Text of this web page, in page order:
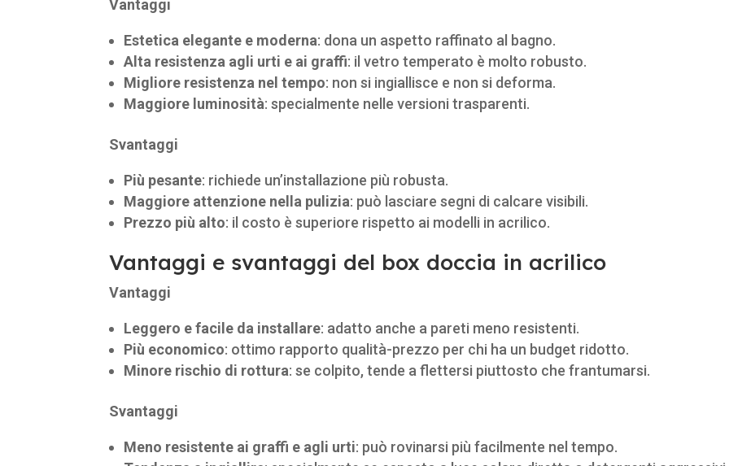
Vantaggi
Estetica elegante e moderna: dona un aspetto raffinato al bagno.
Alta resistenza agli urti e ai graffi: il vetro temperato è molto robusto.
Migliore resistenza nel tempo: non si ingiallisce e non si deforma.
Maggiore luminosità: specialmente nelle versioni trasparenti.
Svantaggi
Più pesante: richiede un’installazione più robusta.
Maggiore attenzione nella pulizia: può lasciare segni di calcare visibili.
Prezzo più alto: il costo è superiore rispetto ai modelli in acrilico.
Vantaggi e svantaggi del box doccia in acrilico
Vantaggi
Leggero e facile da installare: adatto anche a pareti meno resistenti.
Più economico: ottimo rapporto qualità-prezzo per chi ha un budget ridotto.
Minore rischio di rottura: se colpito, tende a flettersi piuttosto che frantumarsi.
Svantaggi
Meno resistente ai graffi e agli urti: può rovinarsi più facilmente nel tempo.